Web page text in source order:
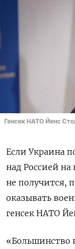
Генсек НАТО Йенс
Если Украина
над Россией
не получится,
оказывать
генсек НАТО
«Большинство